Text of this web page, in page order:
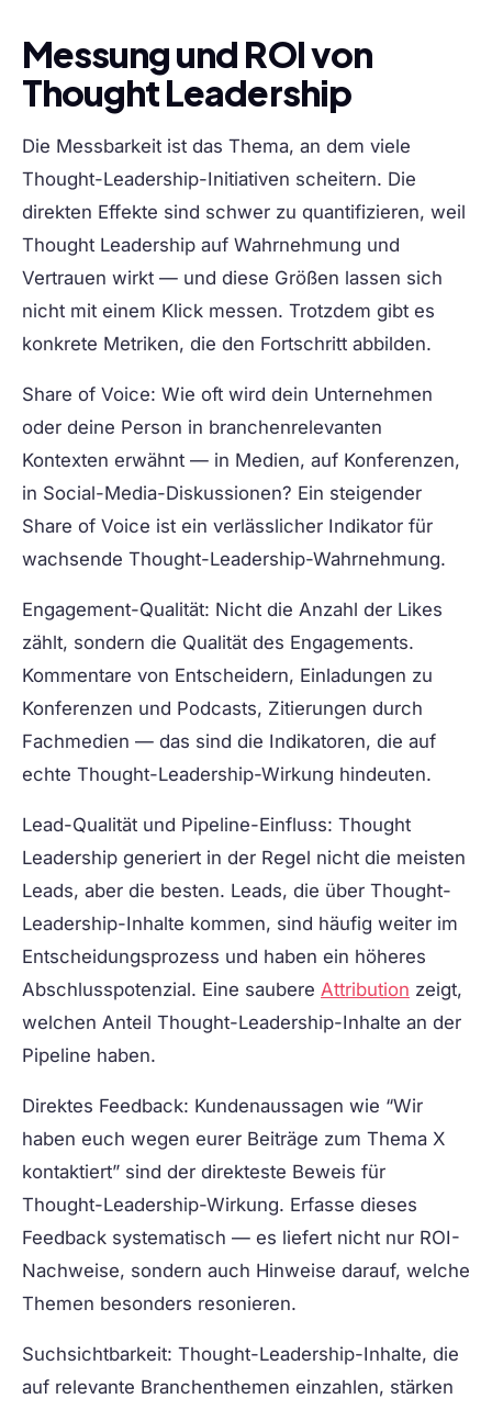
Messung und ROI von
Thought Leadership
Die Messbarkeit ist das Thema, an dem viele
Thought-Leadership-Initiativen scheitern. Die
direkten Effekte sind schwer zu quantifizieren, weil
Thought Leadership auf Wahrnehmung und
Vertrauen wirkt — und diese Größen lassen sich
nicht mit einem Klick messen. Trotzdem gibt es
konkrete Metriken, die den Fortschritt abbilden.
Share of Voice: Wie oft wird dein Unternehmen
oder deine Person in branchenrelevanten
Kontexten erwähnt — in Medien, auf Konferenzen,
in Social-Media-Diskussionen? Ein steigender
Share of Voice ist ein verlässlicher Indikator für
wachsende Thought-Leadership-Wahrnehmung.
Engagement-Qualität: Nicht die Anzahl der Likes
zählt, sondern die Qualität des Engagements.
Kommentare von Entscheidern, Einladungen zu
Konferenzen und Podcasts, Zitierungen durch
Fachmedien — das sind die Indikatoren, die auf
echte Thought-Leadership-Wirkung hindeuten.
Lead-Qualität und Pipeline-Einfluss: Thought
Leadership generiert in der Regel nicht die meisten
Leads, aber die besten. Leads, die über Thought-
Leadership-Inhalte kommen, sind häufig weiter im
Entscheidungsprozess und haben ein höheres
Abschlusspotenzial. Eine saubere Attribution zeigt,
welchen Anteil Thought-Leadership-Inhalte an der
Pipeline haben.
Direktes Feedback: Kundenaussagen wie “Wir
haben euch wegen eurer Beiträge zum Thema X
kontaktiert” sind der direkteste Beweis für
Thought-Leadership-Wirkung. Erfasse dieses
Feedback systematisch — es liefert nicht nur ROI-
Nachweise, sondern auch Hinweise darauf, welche
Themen besonders resonieren.
Suchsichtbarkeit: Thought-Leadership-Inhalte, die
auf relevante Branchenthemen einzahlen, stärken